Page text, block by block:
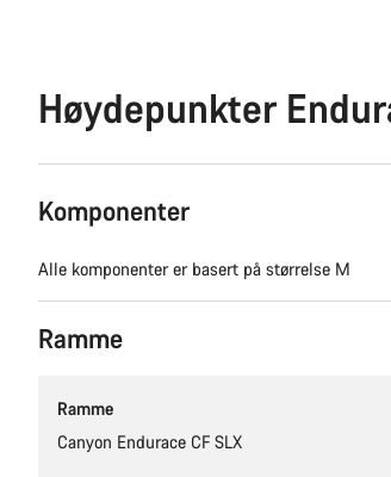
Høydepunkter
Komponenter
Alle komponenter er basert på størrelse M
Ramme
Ramme
Canyon Endurace CF SLX